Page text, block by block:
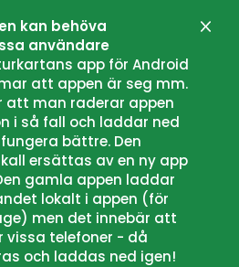
kan behöva
användare
app för Android
att appen är seg mm.
att man raderar appen
i så fall och laddar ned
bättre. Den
ersättas av en ny app
gamla appen laddar
lokalt i appen (för
men det innebär att
vissa telefoner - då
och laddas ned igen!